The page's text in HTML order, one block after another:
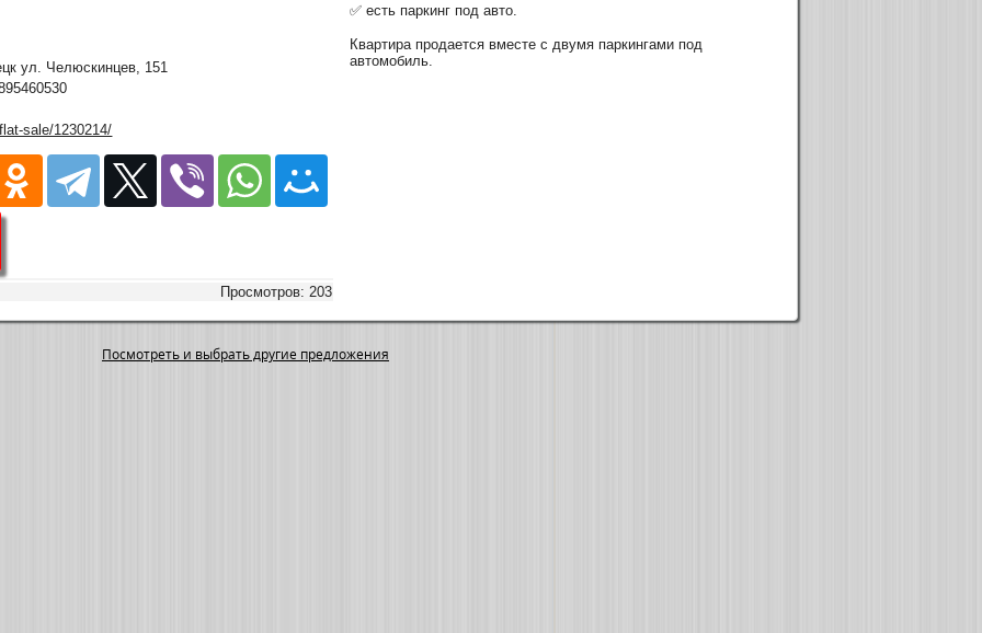
ул. Челюскинцев, 151
sale/1230214/
Просмотров: 203
✅ есть паркинг под авто.
Квартира продается вместе с двумя паркингами под
автомобиль.
Посмотреть и выбрать другие предложения